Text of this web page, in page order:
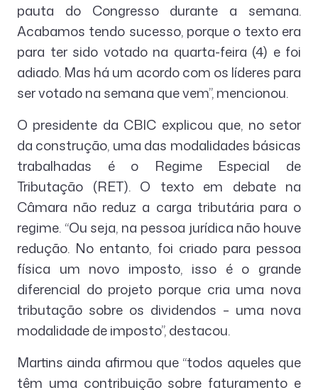
pauta do Congresso durante a semana.
Acabamos tendo sucesso, porque o texto era
para ter sido votado na quarta-feira (4) e foi
adiado. Mas há um acordo com os líderes para
ser votado na semana que vem”, mencionou.
O presidente da CBIC explicou que, no setor
da construção, uma das modalidades básicas
trabalhadas é o Regime Especial de
Tributação (RET). O texto em debate na
Câmara não reduz a carga tributária para o
regime. “Ou seja, na pessoa jurídica não houve
redução. No entanto, foi criado para pessoa
física um novo imposto, isso é o grande
diferencial do projeto porque cria uma nova
tributação sobre os dividendos – uma nova
modalidade de imposto”, destacou.
Martins ainda afirmou que “todos aqueles que
têm uma contribuição sobre faturamento e